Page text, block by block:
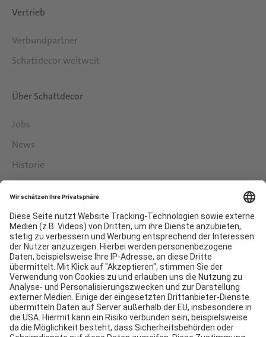
Vertrieb
Verbundpartner
Schattdecor weltweit
Über Schattdecor
Jobs
News
Historie
Philosophie
Services
Downloads
Kontakt
EDI